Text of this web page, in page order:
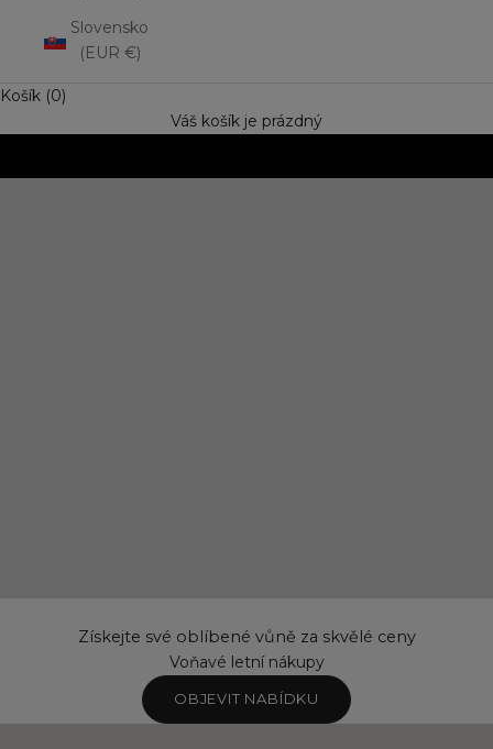
Slovensko
(EUR €)
Košík (0)
Váš košík je prázdný
Získejte své oblíbené vůně za skvělé ceny
Voňavé letní nákupy
OBJEVIT NABÍDKU